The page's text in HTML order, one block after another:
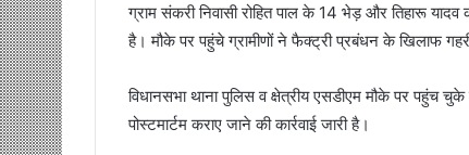
ग्राम संकरी निवासी रोहित पाल के 14 भेड़ और तिहारू
है। मौके पर पहुंचे ग्रामीणों ने फैक्ट्री प्रबंधन के खिलाफ
विधानसभा थाना पुलिस व क्षेत्रीय एसडीएम मौके पर पहुंच
पोस्टमार्टम कराए जाने की कार्रवाई जारी है।